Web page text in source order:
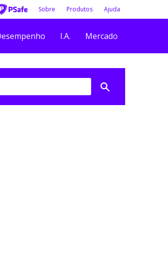
Sobre Produtos Ajuda
I.A. Mercado